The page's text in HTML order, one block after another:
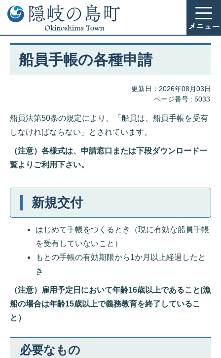
船員手帳の各種申請
更新日：2026年08月03日
ページ番号 : 5033
船員法第50条の規定により、「船員は、船員手帳を受有
しなければならない」とされています。
（注意）各様式は、申請窓口または下段ダウンロード一
覧よりご利用下さい。
新規交付
はじめて手帳をつくるとき（現に有効な船員手帳
を受有していないこと）
もとの手帳の有効期限から1か月以上経過したと
き
（注意）雇用予定日において年齢16歳以上であること(漁
船の場合は年齢15歳以上で義務教育を終了しているこ
と）
必要なもの